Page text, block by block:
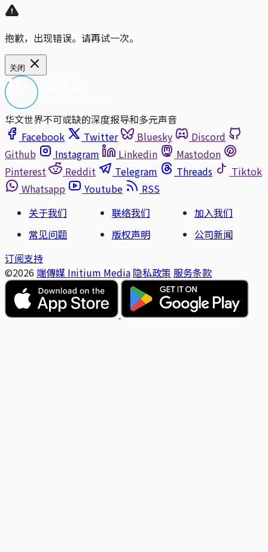
抱歉，出现错误。请再试一次。
关闭
华文世界不可或缺的深度报导和多元声音
Facebook
Twitter Bluesky
Discord
Github
Instagram Linkedin
Mastodon
Pinterest
Reddit Telegram Threads
Tiktok
Whatsapp
Youtube
RSS
关于我们
联络我们
加入我们
常见问题
版权声明
公司新闻
订阅支持
©2026 端傳媒 Initium Media 隐私政策 服务条款